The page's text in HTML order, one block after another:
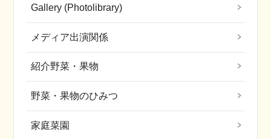
Gallery (Photolibrary)
メディア出演関係
紹介野菜・果物
野菜・果物のひみつ
家庭菜園